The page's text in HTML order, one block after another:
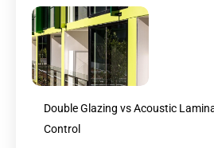
Double Glazing vs Acoustic
Control